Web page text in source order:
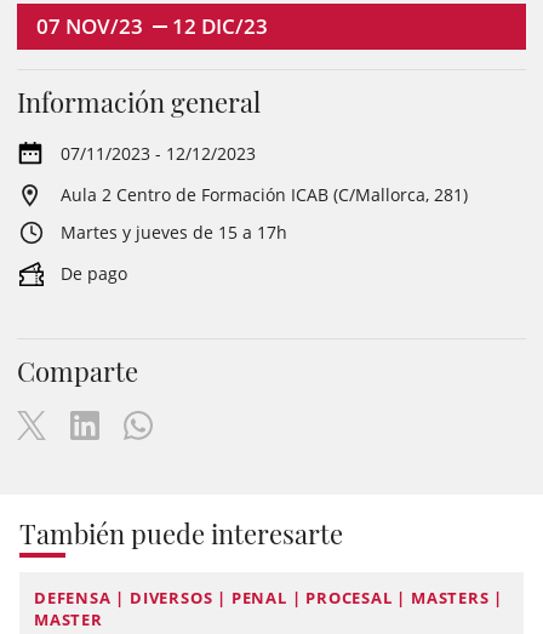
07 NOV/23 12 DIC/23
Información general
07/11/2023 - 12/12/2023
Aula 2 Centro de Formación ICAB (C/Mallorca, 281)
Martes y jueves de 15 a 17h
De pago
Comparte
También puede interesarte
DEFENSA | DIVERSOS | PENAL | PROCESAL | MASTERS |
MASTER